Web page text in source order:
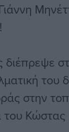
του
στην
του Κώστας